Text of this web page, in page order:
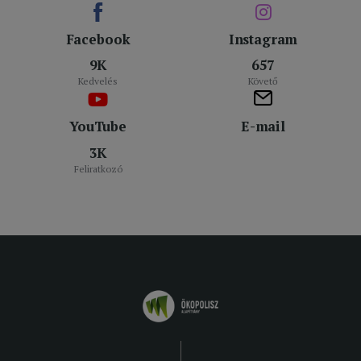
Facebook
9K
Kedvelés
Instagram
657
Követő
YouTube
3K
Feliratkozó
E-mail